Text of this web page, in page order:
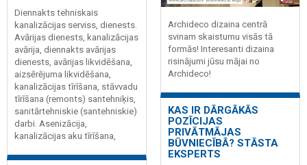
Diennakts tehniskais
kanalizācijas serviss, dienests.
Avārijas dienests, kanalizācijas
avārija, diennakts avārijas
dienests, avārijas likvidēšana,
aizsērējuma likvidēšana,
kanalizācijas tīrīšana, stāvvadu
tīrīšana (remonts) santehniķis,
sanitārtehniskie (santehniskie)
darbi. Asenizācija,
kanalizācijas aku tīrīšana,
Archideco dizaina centrā
svinam skaistumu visās tā
formās! Interesanti dizaina
risinājumi jūsu mājai no
Archideco!
KAS IR DĀRGĀKĀS
POZĪCIJAS
PRIVĀTMĀJAS
BŪVNIECĪBĀ? STĀSTA
EKSPERTS